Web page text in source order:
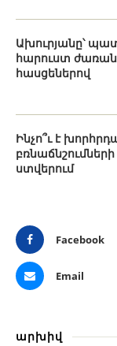
Ախուրյանը՝
հարուստ
հասցեներով
Ինչո՞ւ է
ստվերում
Facebook
Email
արխիվ